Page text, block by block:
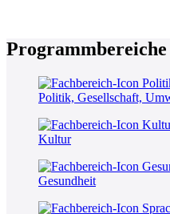
Programmbereiche
Politik, Gesellschaft,
Kultur
Gesundheit